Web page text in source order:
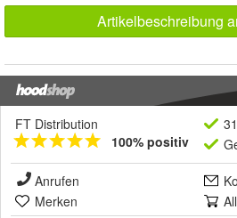
Artikelbeschreibung
FT Distribution
100% positiv
Anrufen
Merken